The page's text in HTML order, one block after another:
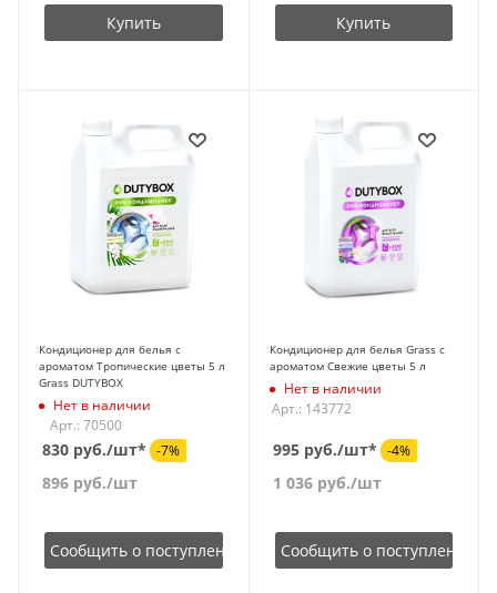
Купить Купить
Кондиционер для белья с
ароматом Тропические цветы 5 л
Grass DUTYBOX
Нет в наличии
Арт.: 70500
830 руб./шт* -7%
896 руб./шт
Сообщить о поступлении
Кондиционер для белья Grass с
ароматом Свежие цветы 5 л
Нет в наличии
Арт.: 143772
995 руб./шт* -4%
1 036руб./шт
Сообщить о поступлении